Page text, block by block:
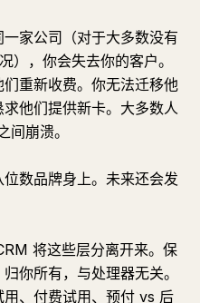
家公司（对于大多数没有
），你会失去你的客户。
重新收费。你无法迁移他
他们提供新卡。大多数人
崩溃。
数品牌身上。未来还会发
将这些层分离开来。保
你所有，与处理器无关。
、付费试用、预付 vs 后